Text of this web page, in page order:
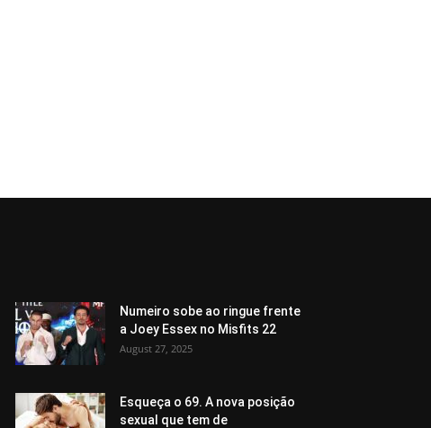
Numeiro sobe ao ringue frente
a Joey Essex no Misfits 22
August 27, 2025
Esqueça o 69. A nova posição
sexual que tem de